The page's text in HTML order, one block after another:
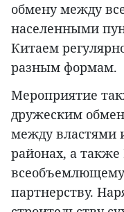
обмену между
населенными
Китаем
разным формам.
Мероприятие
дружеским
между властями
районах, а
всеобъемлющему
партнерству.